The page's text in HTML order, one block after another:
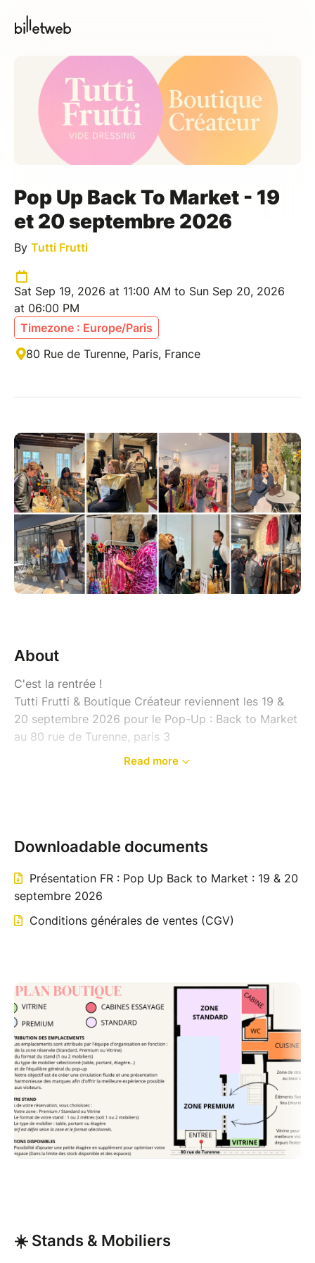
Pop Up Back To Market - 19
et 20 septembre 2026
By Tutti Frutti
Sat Sep 19, 2026 at 11:00 AM to Sun Sep 20, 2026
at 06:00 PM
Timezone : Europe/Paris
80 Rue de Turenne, Paris, France
About
C'est la rentrée !
Tutti Frutti & Boutique Créateur reviennent les 19 &
20 septembre 2026 pour le Pop-Up : Back to Market
au 80 rue de Turenne, paris 3
ATTRIBUTION DES EMPLACEMENTS :
d'organisation en fonction :
de la zone réservée (Standard, Premium ou
Vitrine),
du format du stand (1, 2 ou 3 mobiliers),
et de l'équilibre général du pop-up.
-> Notre objectif est de créer une circulation fluide et
une présentation harmonieuse des marques afin
d'offrir la meilleure expérience possible aux visiteurs.
Les modalités détaillées de l’événement sont
disponibles via le lien suivant :
PRESENTATION
--> Réservation des stands :
Les réservations de stands se font uniquement via la
Standard, Vitrine puis Hors bijoux / Bijoux) et enfin la
Read more
Downloadable documents
Présentation FR : Pop Up Back to Market : 19 & 20
septembre 2026
Conditions générales de ventes (CGV)
☀️ Stands & Mobiliers